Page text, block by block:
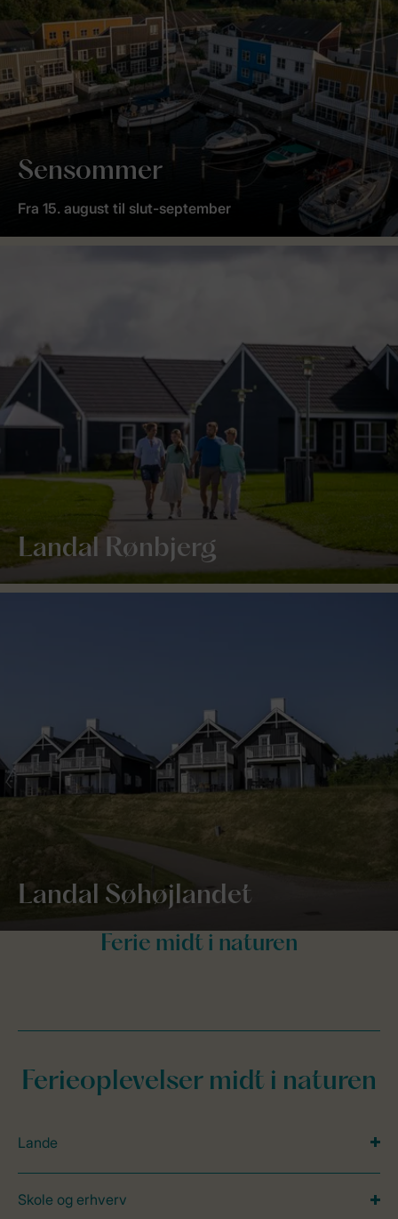
Sensommer
Fra 15. august til slut-september
Landal Rønbjerg
Landal Søhøjlandet
Ferieoplevelser midt i naturen
Lande
Skole og erhverv